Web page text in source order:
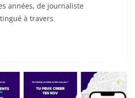
années, de journaliste
à travers